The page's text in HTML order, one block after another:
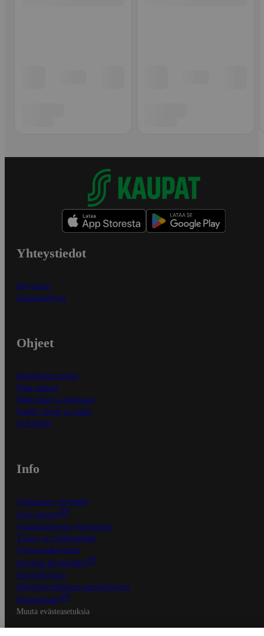
Yhteystiedot
Myymälät
Asiakaspalvelu
Ohjeet
Ensitilaajan ohjeet
Näin maksat
Näin tilaat ja muokkaat
Kaikki ohjeet ja vinkit
In English
Info
S-Business yrityksille
Oiva-raportit
Osuuskauppojen yhteystiedot
Tilaus- ja toimitusehdot
Tietosuojakäytäntö
Palvelun käyttöehdot
Saavutettavuus
Mobiilisovelluksen saavutettavuus
Mainostajalle
Muuta evästeasetuksia